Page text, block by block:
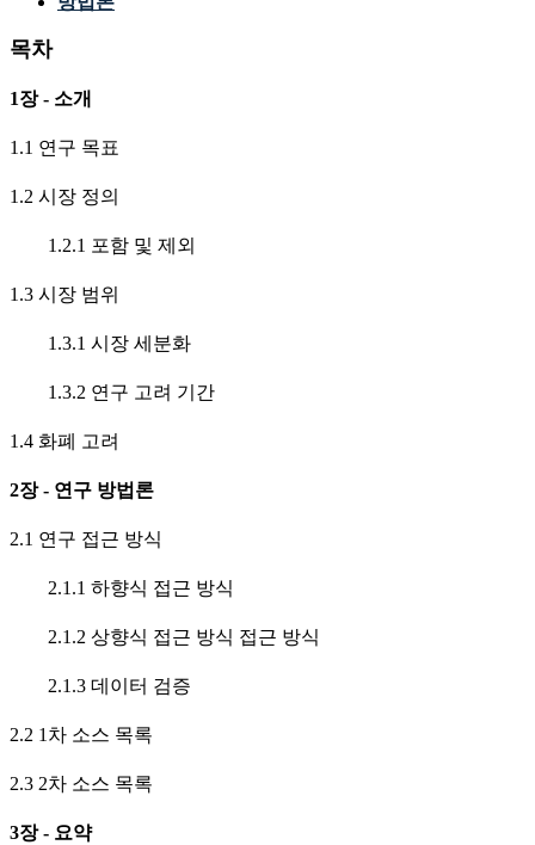
목차
1장 - 소개
1.1 연구 목표
1.2 시장 정의
1.2.1 포함 및 제외
1.3 시장 범위
1.3.1 시장 세분화
1.3.2 연구 고려 기간
1.4 화폐 고려
2장 - 연구 방법론
2.1 연구 접근 방식
2.1.1 하향식 접근 방식
2.1.2 상향식 접근 방식 접근 방식
2.1.3 데이터 검증
2.2 1차 소스 목록
2.3 2차 소스 목록
3장 - 요약